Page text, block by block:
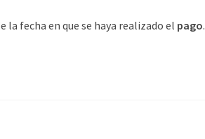
la fecha en que se haya realizado el pago.